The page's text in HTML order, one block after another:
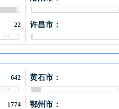
22
0%
许昌市：
642
21%
黄石市：
1774 鄂州市：